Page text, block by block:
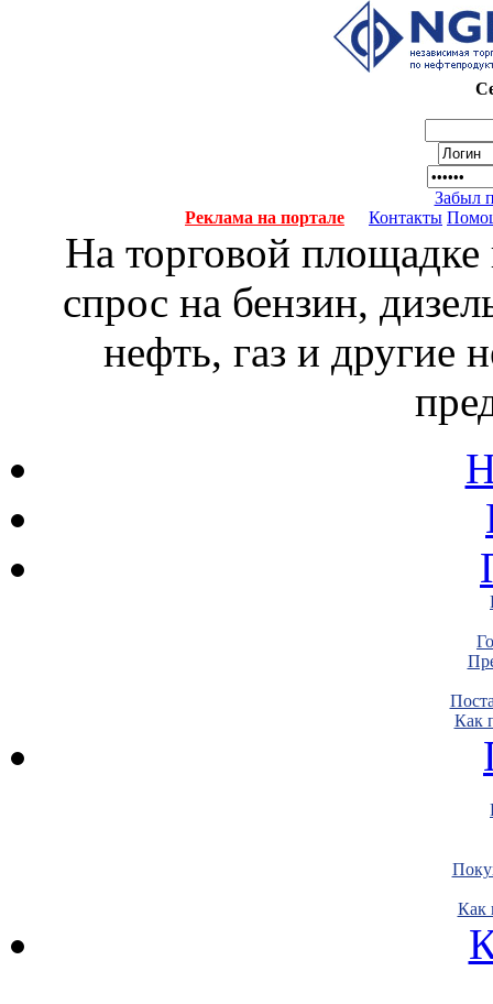
Забыл
Реклама на портале
Контакты
На торговой
спрос на бензин,
нефть, газ и другие
Как
Как